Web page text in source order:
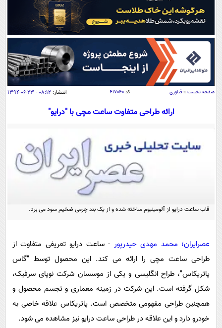
نظرسنجی
آب و هوا
اوقات شرعی
پیوند ها
سواد زندگی
اقتصاد
اقتصادی
جامعه
حوادث
سلامت
یک برش دانایی
بین الملل
فرهنگ و هنر
علم و دانش
علمی
گوناگون
باشگاه مغز
اقتصاد
ورزش
سرگرمی
فناوری
عصر ایران 2
خواندنی ها و دیدنی ها
پیامک
روانشناسی
آموزش زبان
صفحه نخست » فناوری کد۴۱۷۰۴۰ انتشار: ۰۸:۱۲ - ۲۳-۰۶-۱۳۹۴
ارائه طراحی متفاوت ساعت مچی با "درایو"
قاب ساعت درایو از آلومینیوم ساخته شده و از یک بند چرمی ضخیم سود می برد.
عصرایران؛ محمد مهدی حیدرپور - ساعت درایو تعریفی متفاوت از
طراحی ساعت مچی را ارائه می کند. این محصول توسط "گاس
پاتریکاس"، طراح انگلیسی و یکی از موسسان شرکت نوپای سرفیک،
شکل گرفته است. این شرکت در زمینه معماری و تجسم محصول و
همچنین طراحی مفهومی متخصص است. پاتریکاس علاقه خاصی به
خودرو دارد و این علاقه در طراحی ساعت درایو نیز مشاهده می شود.